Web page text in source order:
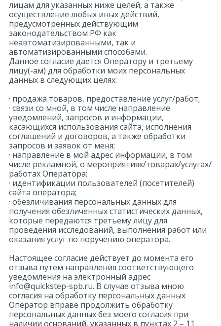
лицам для указанных ниже целей, а также
осуществление любых иных действий,
предусмотренных действующим
законодательством РФ как
неавтоматизированными, так и
автоматизированными способами.
Данное согласие дается Оператору и третьему
лицу(-ам) для обработки моих персональных
данных в следующих целях:
· продажа товаров, предоставление услуг/работ;
· связи со мной, в том числе направление
уведомлений, запросов и информации,
касающихся использования сайта, исполнения
соглашений и договоров, а также обработки
запросов и заявок от меня;
· направление в мой адрес информации, в том
числе рекламной, о мероприятиях/товарах/услугах/
работах Оператора;
· идентификации пользователей (посетителей)
сайта оператора;
· обезличивания персональных данных для
получения обезличенных статистических данных,
которые передаются третьему лицу для
проведения исследований, выполнения работ или
оказания услуг по поручению оператора.
Настоящее согласие действует до момента его
отзыва путем направления соответствующего
уведомления на электронный адрес
info@quickstep-spb.ru. В случае отзыва мною
согласия на обработку персональных данных
Оператор вправе продолжить обработку
персональных данных без моего согласия при
наличии оснований, указанных в пунктах 2 – 11